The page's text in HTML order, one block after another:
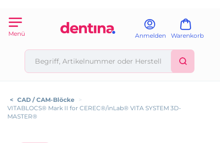
Menü Anmelden Warenkorb
< CAD / CAM-Blöcke
>
VITABLOCS® Mark II for CEREC®/inLab® VITA SYSTEM 3D-
MASTER®